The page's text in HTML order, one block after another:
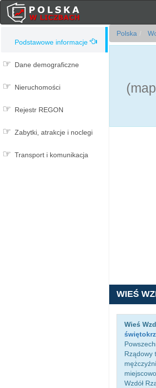
Podstawowe informacje
Dane demograficzne
Nieruchomości
Rejestr REGON
Zabytki, atrakcje i noclegi
Transport i komunikacja
Polska
WIEŚ
Wieś
Rządowy
Wzdół